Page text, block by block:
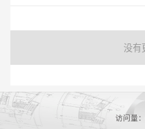
没有
访问量：